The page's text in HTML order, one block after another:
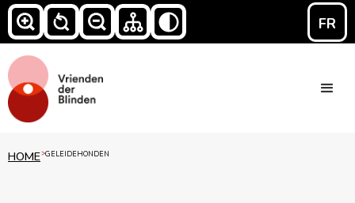
FR
HOME>GELEIDEHONDEN